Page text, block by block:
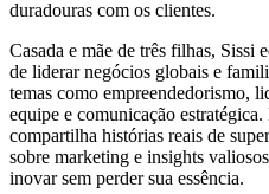
duradouras com os clientes.
Casada e mãe de três filhas, Sissi
de liderar negócios globais e
temas como empreendedorismo,
equipe e comunicação estratégica.
compartilha histórias reais de
sobre marketing e insights
inovar sem perder sua essência.